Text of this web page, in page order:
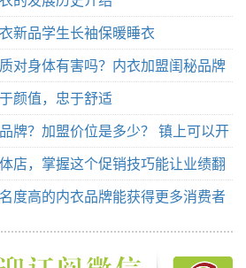
新品学生长袖保暖睡衣
对身体有害吗？内衣加盟闺秘品牌
颜值，忠于舒适
牌？加盟价位是多少？ 镇上可以开
店，掌握这个促销技巧能让业绩翻
度高的内衣品牌能获得更多消费者